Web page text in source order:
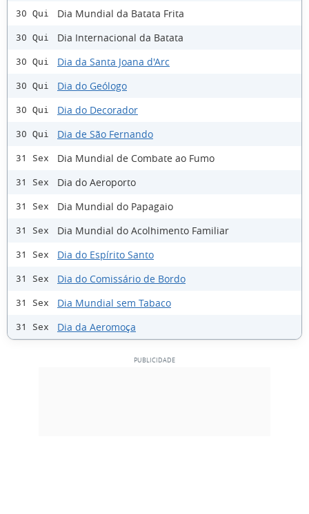
30 Qui Dia Mundial da Batata Frita
30 Qui Dia Internacional da Batata
30 Qui Dia da Santa Joana d'Arc
30 Qui Dia do Geólogo
30 Qui Dia do Decorador
30 Qui Dia de São Fernando
31 Sex Dia Mundial de Combate ao Fumo
31 Sex Dia do Aeroporto
31 Sex Dia Mundial do Papagaio
31 Sex Dia Mundial do Acolhimento Familiar
31 Sex Dia do Espírito Santo
31 Sex Dia do Comissário de Bordo
31 Sex Dia Mundial sem Tabaco
31 Sex Dia da Aeromoça